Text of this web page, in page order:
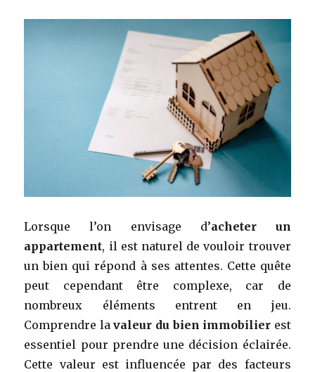
l’île
Maurice
?
Lorsque l’on envisage d’acheter un
appartement, il est naturel de vouloir trouver
un bien qui répond à ses attentes. Cette quête
peut cependant être complexe, car de
nombreux éléments entrent en jeu.
Comprendre lavaleur du bien immobilier est
essentiel pour prendre une décision éclairée.
Cette valeur est influencée par des facteurs